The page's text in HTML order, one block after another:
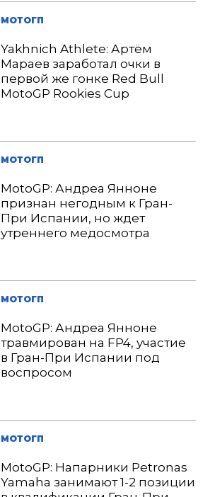
МОТОГП
Yakhnich Athlete: Артём
Мараев заработал очки в
первой же гонке Red Bull
MotoGP Rookies Cup
МОТОГП
MotoGP: Андреа Янноне
признан негодным к Гран-
При Испании, но ждет
утреннего медосмотра
МОТОГП
MotoGP: Андреа Янноне
травмирован на FP4, участие
в Гран-При Испании под
воспросом
МОТОГП
MotoGP: Напарники Petronas
Yamaha занимают 1-2 позиции